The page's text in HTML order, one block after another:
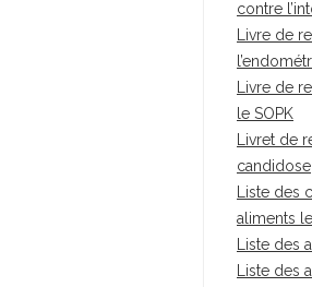
contre
Livre de
Livre de
le SOPK
Livret de
candidose
Liste
aliments
Liste des
Liste des